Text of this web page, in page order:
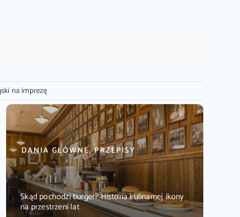
na imprezę
DANIA GŁÓWNE, PRZEPISY
Skąd pochodzi burger? Historia kulinarnej ikony
na przestrzeni lat